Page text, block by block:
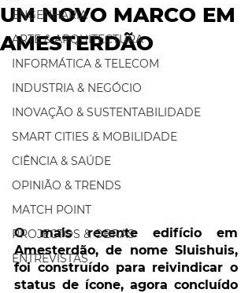
ENGENHARIA
ARTE & ARQUITECTURA
INFORMÁTICA & TELECOM
INDUSTRIA & NEGÓCIO
INOVAÇÃO & SUSTENTABILIDADE
SMART CITIES & MOBILIDADE
CIÊNCIA & SAÚDE
OPINIÃO & TRENDS
MATCH POINT
PROJECTOS & OBRAS
ENTREVISTAS
UM NOVO MARCO EM
AMESTERDÃO
O mais recente edifício em
Amesterdão, de nome Sluishuis,
foi construído para reivindicar o
status de ícone, agora concluído